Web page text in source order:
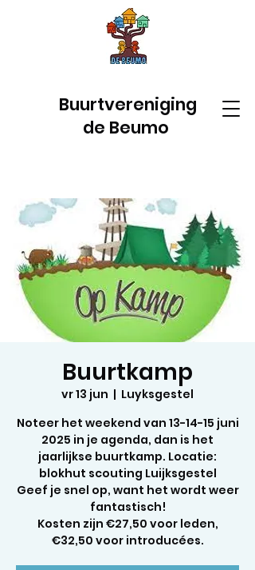
Buurtvereniging
de Beumo
Buurtkamp
vr 13 jun
  |
Luyksgestel
Noteer het weekend van 13-14-15 juni
2025 in je agenda, dan is het
jaarlijkse buurtkamp. Locatie:
blokhut scouting Luijksgestel
Geef je snel op, want het wordt weer
fantastisch!
Kosten zijn €27,50 voor leden,
€32,50 voor introducées.